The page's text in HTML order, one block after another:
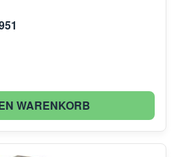
WARENKORB